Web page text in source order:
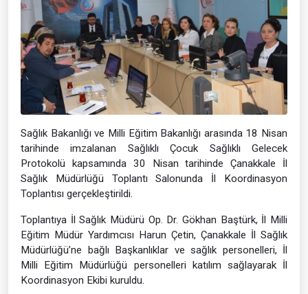
Sağlık Bakanlığı ve Milli Eğitim Bakanlığı arasında 18 Nisan
tarihinde imzalanan Sağlıklı Çocuk Sağlıklı Gelecek
Protokolü kapsamında 30 Nisan tarihinde Çanakkale İl
Sağlık Müdürlüğü Toplantı Salonunda İl Koordinasyon
Toplantısı gerçekleştirildi.
Toplantıya İl Sağlık Müdürü Op. Dr. Gökhan Baştürk, İl Milli
Eğitim Müdür Yardımcısı Harun Çetin, Çanakkale İl Sağlık
Müdürlüğü’ne bağlı Başkanlıklar ve sağlık personelleri, İl
Milli Eğitim Müdürlüğü personelleri katılım sağlayarak İl
Koordinasyon Ekibi kuruldu.